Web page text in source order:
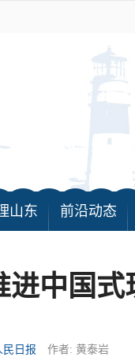
山东 前沿动态
进中国
民日报 作者: 黄泰岩